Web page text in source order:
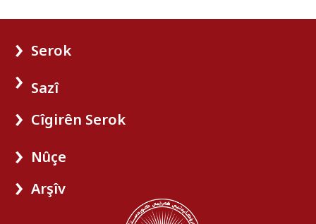
Serok
Sazî
Cîgirên Serok
Nûçe
Arşîv